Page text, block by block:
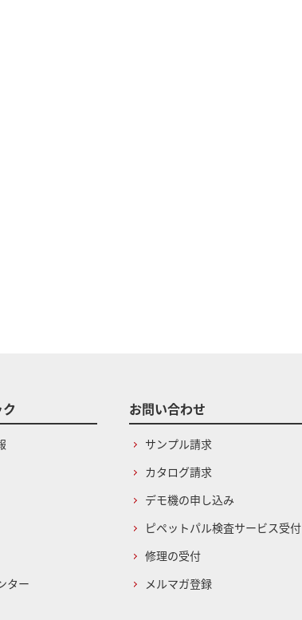
ター
お問い合わせ
サンプル請求
カタログ請求
デモ機の申し込み
ピペットパル検査サービス受付
修理の受付
メルマガ登録